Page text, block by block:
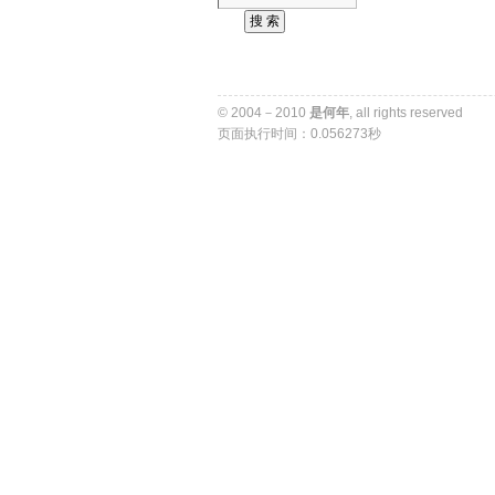
© 2004－2010 是何年 , all rights reserved
页面执行时间：0.056273秒